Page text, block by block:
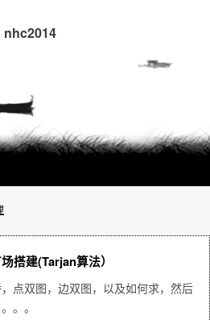
nhc2014
搭建(Tarjan算法）
点双图，边双图，以及如何求，然后
。。